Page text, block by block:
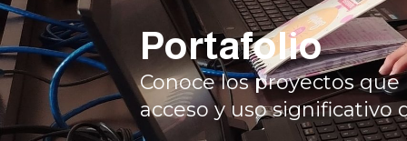
Portafolio
Conoce los proyectos
acceso y uso significativo